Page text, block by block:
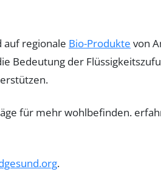
auf regionale Bio-Produkte von
Bedeutung der
.